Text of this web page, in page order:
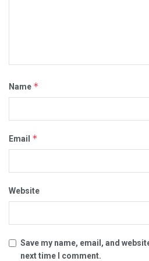
Name *
Email *
Website
Save my name, email, and
next time I comment.